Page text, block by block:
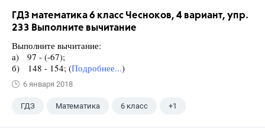
ГДЗ математика 6 класс Чесноков, 4 вариант, упр.
233 Выполните вычитание
Выполните вычитание:
а) 97 - (-67);
б) 148 - 154; (Подробнее...)
6 января 2018
ГДЗ Математика 6 класс +1